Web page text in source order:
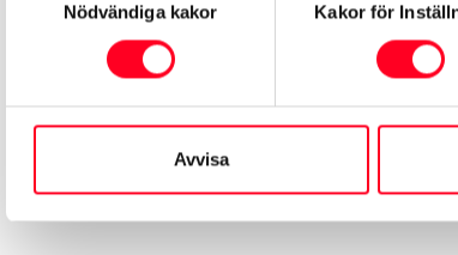
Nödvändiga kakor
Kakor för
Avvisa
Prisexempel: Proace